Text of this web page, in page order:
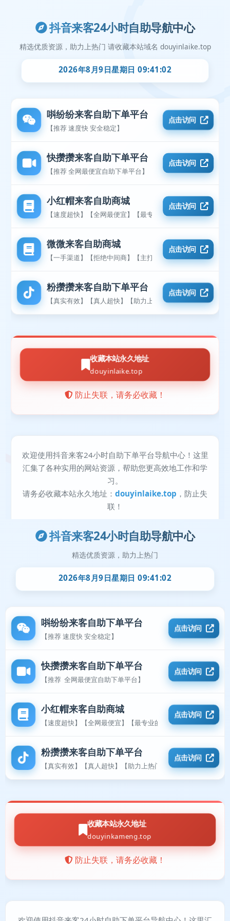
抖音来客24小时自助导航中心
精选优质资源，助力上热门
2026年8月9日星期日 09:41:02
唞纷纷来客自助下单平台
【推荐 速度快 安全稳定】
点击访问
快攒攒来客自助下单平台
【推荐 全网最便宜自助下单平台】
点击访问
小红帽来客自助商城
【速度超快】【全网最便宜】【最专业的平台】
点击访问
粉攒攒来客自助下单平台
【真实有效】【真人超快】【助力上热门】
点击访问
收藏本站永久地址
douyinkameng.top
防止失联，请务必收藏！